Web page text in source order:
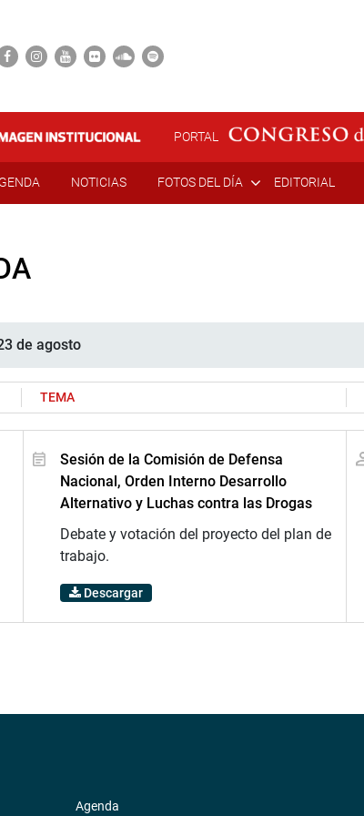
PORTAL
NOTICIAS FOTOS DEL DÍA EDITORIAL
de agosto
TEMA
Sesión de la Comisión de Defensa
Nacional, Orden Interno Desarrollo
Alternativo y Luchas contra las Drogas
Debate y votación del proyecto del plan de
trabajo.
Descargar
Agenda